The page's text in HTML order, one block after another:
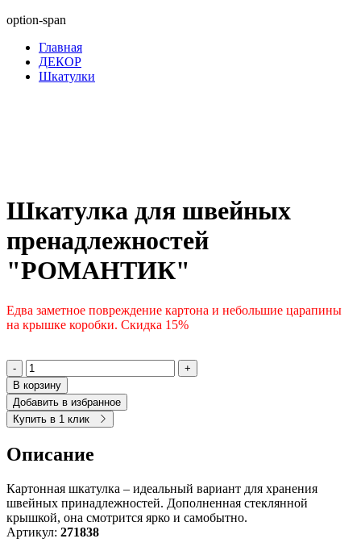
option-span
Главная
ДЕКОР
Шкатулки
Шкатулка для швейных
пренадлежностей
"РОМАНТИК"
Едва заметное повреждение картона и небольшие царапины
на крышке коробки. Скидка 15%
-
+
В корзину
Добавить в избранное
Купить в 1 клик
Описание
Картонная шкатулка – идеальный вариант для хранения
швейных принадлежностей. Дополненная стеклянной
крышкой, она смотрится ярко и самобытно.
Артикул: 271838